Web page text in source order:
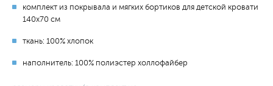
комплект из покрывала и мягких бортиков для детской кровати
140х70 см
ткань: 100% хлопок
наполнитель: 100% полиэстер холлофайбер